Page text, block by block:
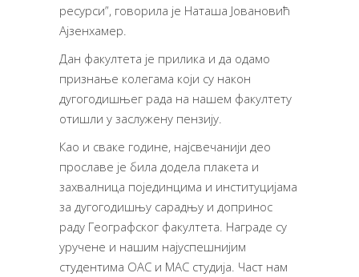
ресурси”, говорила је Наташа Јовановић
Ајзенхамер.
Дан факултета је прилика и да одамо
признање колегама који су након
дугогодишњег рада на нашем факултету
отишли у заслужену пензију.
Као и сваке године, најсвечанији део
прославе је била додела плакета и
захвалница појединцима и институцијама
за дугогодишњу сарадњу и допринос
раду Географског факултета. Награде су
уручене и нашим најуспешнијим
студентима ОАС и МАС студија. Част нам